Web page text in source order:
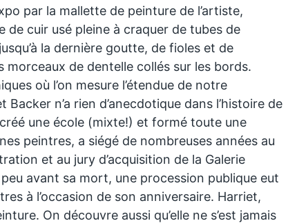
par la mallette de peinture de l’artiste,
de cuir usé pleine à craquer de tubes de
la dernière goutte, de fioles et de
de dentelle collés sur les bords.
où l’on mesure l’étendue de notre
Backer n’a rien d’anecdotique dans l’histoire de
une école (mixte!) et formé toute une
peintres, a siégé de nombreuses années au
et au jury d’acquisition de la Galerie
peu avant sa mort, une procession publique eut
à l’occasion de son anniversaire. Harriet,
On découvre aussi qu’elle ne s’est jamais